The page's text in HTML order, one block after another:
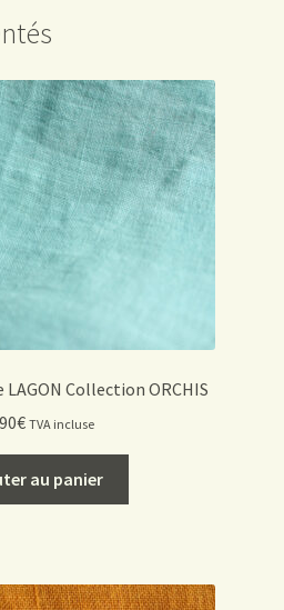
Collection ORCHIS
€ TVA incluse
au panier